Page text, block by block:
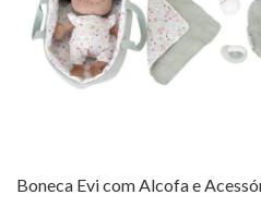
Boneca Evi com Alcofa e